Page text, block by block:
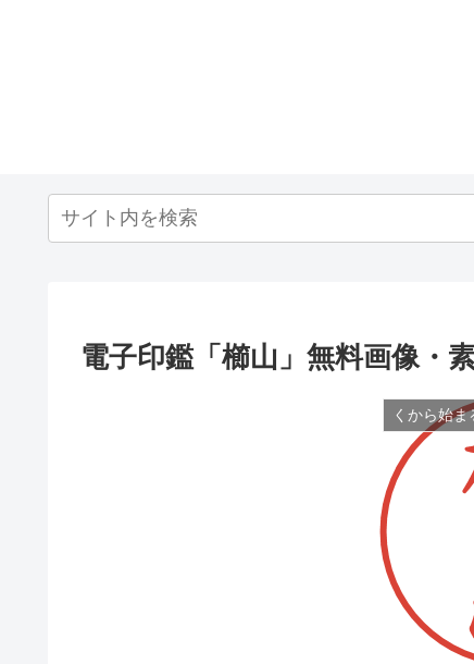
電子印鑑「櫛山」無料画像・
くから始ま